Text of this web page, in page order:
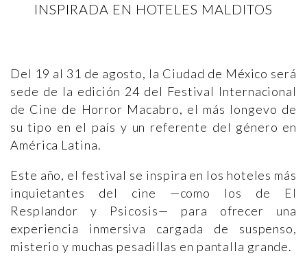
INSPIRADA EN HOTELES MALDITOS
Del 19 al 31 de agosto, la Ciudad de México será
sede de la edición 24 del Festival Internacional
de Cine de Horror Macabro, el más longevo de
su tipo en el país y un referente del género en
América Latina.
Este año, el festival se inspira en los hoteles más
inquietantes del cine —como los de El
Resplandor y Psicosis— para ofrecer una
experiencia inmersiva cargada de suspenso,
misterio y muchas pesadillas en pantalla grande.